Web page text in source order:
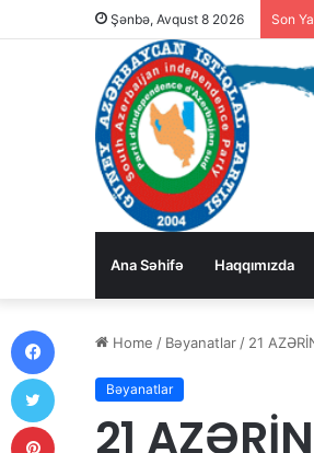
Şənbə, Avqust 8 2026 Son
Ana Səhifə Haqqımızda
Home / Bəyanatlar / 21
Bəyanatlar
21
Twitter
Pinterest